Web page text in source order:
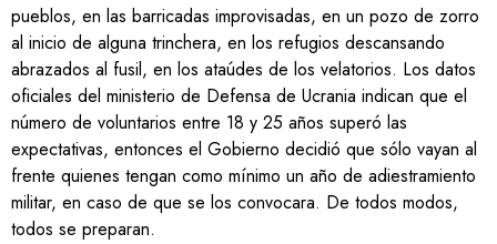
pueblos, en las barricadas improvisadas, en un pozo de zorro
al inicio de alguna trinchera, en los refugios descansando
abrazados al fusil, en los ataúdes de los velatorios. Los datos
oficiales del ministerio de Defensa de Ucrania indican que el
número de voluntarios entre 18 y 25 años superó las
expectativas, entonces el Gobierno decidió que sólo vayan al
frente quienes tengan como mínimo un año de adiestramiento
militar, en caso de que se los convocara. De todos modos,
todos se preparan.